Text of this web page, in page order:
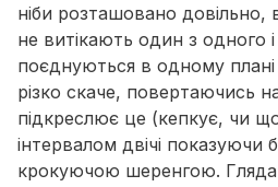
ніби розташовано
не витікають один з одного
поєднуються в одному
різко скаче, повертаючись
підкреслює це (кепкує, чи
інтервалом двічі показуючи
крокуючою шеренгою.